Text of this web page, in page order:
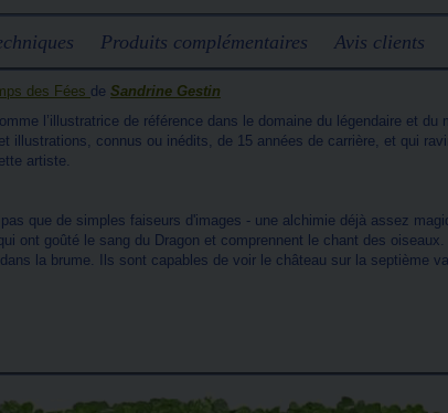
Produits complémentaires Avis clients
des Fées de Sandrine Gestin
l’illustratrice de référence dans le domaine du légendaire et du
illustrations, connus ou inédits, de 15 années de carrière, et qui
artiste.
que de simples faiseurs d'images - une alchimie déjà assez
ont goûté le sang du Dragon et comprennent le chant des
la brume. Ils sont capables de voir le château sur la septième